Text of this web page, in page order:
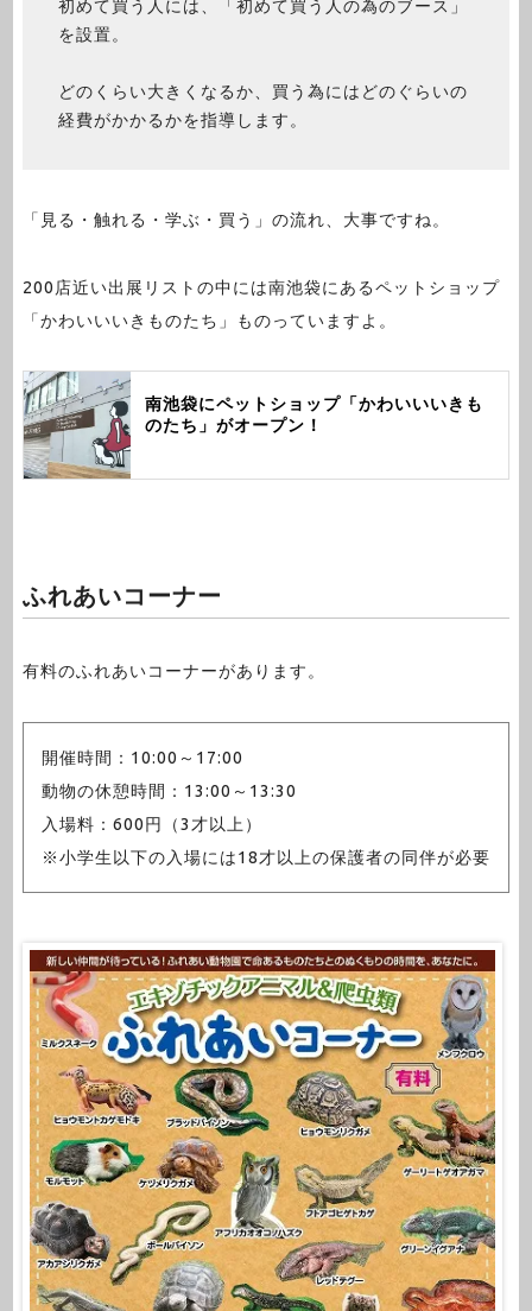
初めて買う人には、「初めて買う人の為のブース」
を設置。
どのくらい大きくなるか、買う為にはどのぐらいの
経費がかかるかを指導します。
「見る・触れる・学ぶ・買う」の流れ、大事ですね。
200店近い出展リストの中には南池袋にあるペットショップ
「かわいいいきものたち」ものっていますよ。
南池袋にペットショップ「かわいいいきも
のたち」がオープン！
ふれあいコーナー
有料のふれあいコーナーがあります。
開催時間：10:00～17:00
動物の休憩時間：13:00～13:30
入場料：600円（3才以上）
※小学生以下の入場には18才以上の保護者の同伴が必要